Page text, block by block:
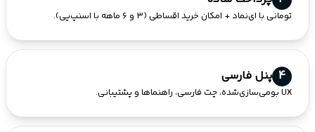
تومانی با ای‌نماد + امکان خرید اقساطی (۳ و ۶ ماهه با اسنپ‌پی).
4 پنل فارسی
UX بومی‌سازی‌شده، چت فارسی، راهنماها و پشتیبانی.